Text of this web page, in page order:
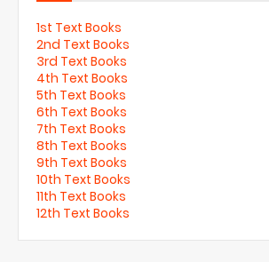
1st Text Books
2nd Text Books
3rd Text Books
4th Text Books
5th Text Books
6th Text Books
7th Text Books
8th Text Books
9th Text Books
10th Text Books
11th Text Books
12th Text Books